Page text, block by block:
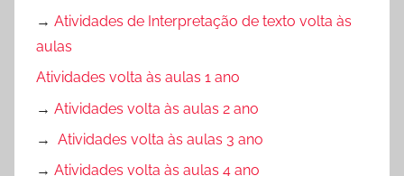
→ Atividades de Interpretação de texto volta às
aulas
Atividades volta às aulas 1 ano
→ Atividades volta às aulas 2 ano
→ Atividades volta às aulas 3 ano
→ Atividades volta às aulas 4 ano